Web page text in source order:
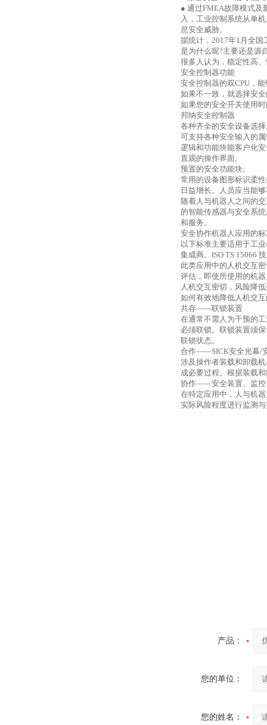
● 通过FMEA故障模式及
入，工业控制系统从单
息安全威胁。
据统计， 2017年1 月全国
是为什么呢?主要还是源
很多人认为，稳定性高
安全控制器功能
安全控制器的双CPU ，
如果不一致，就选择安
如果您的安全开关使用
邦纳安全控制器
各种齐全的安全设备选择
可支持各种安全输入的
逻辑和功能块能客户化
直观的操作界面;
预置的安全功能块;
常用的设备图形标识柔
日益增长。人员应当能
随着人与机器人之间的
的智能传感器与安全系
和服务。
安全协作机器人应用的
以下标准主要适用于工
集成商。 ISO TS 15066
此类应用中的人机交互
评估，即使所使用的机
人机交互密切，风险降
如何有效地降低人机交
共存——联锁装置
在通常不需人为干预的
必须联锁。联锁装置须
联锁状态。
合作——SICK安全光幕/
涉及操作者装载和卸载
成必要过程。根据装载
协作——安全装置、监控
在特定应用中，人与机
实际风险程度进行监测
产品：
您的单位：
您的姓名：